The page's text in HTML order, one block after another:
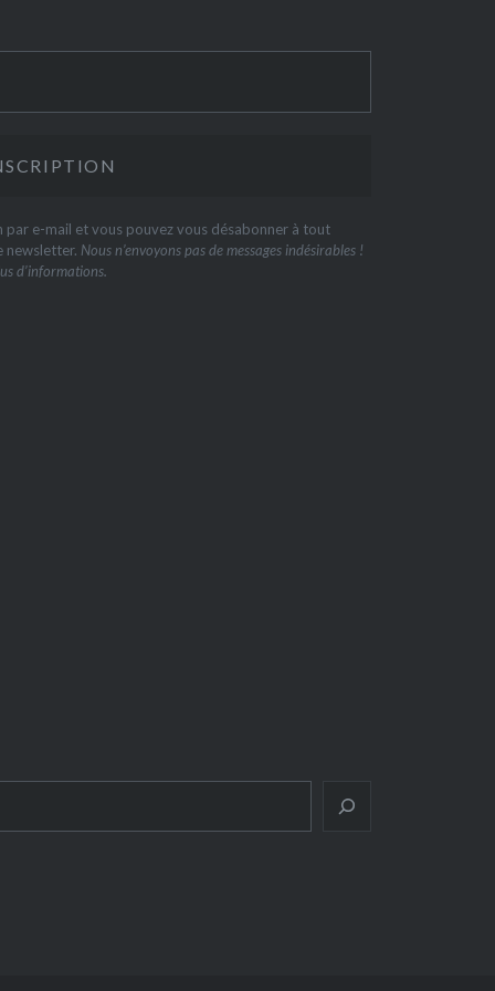
e-mail et vous pouvez vous désabonner à tout
newsletter. Nous n’envoyons pas de messages indésirables !
d’informations.